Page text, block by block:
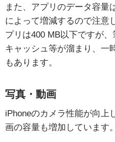
また、アプリのデータ容量
によって増減するので注意
プリは400 MB以下ですが
キャッシュ等が溜まり、一
もあります。
写真・動画
iPhoneのカメラ性能が向上
画の容量も増加しています。